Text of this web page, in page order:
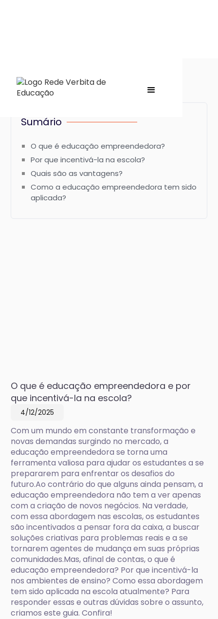
Sumário
O que é educação empreendedora?
Por que incentivá-la na escola?
Quais são as vantagens?
Como a educação empreendedora tem sido
aplicada?
O que é educação empreendedora e por
que incentivá-la na escola?
4/12/2025
Com um mundo em constante transformação e
novas demandas surgindo no mercado, a
educação empreendedora se torna uma
ferramenta valiosa para ajudar os estudantes a se
prepararem para enfrentar os desafios do
futuro.Ao contrário do que alguns ainda pensam, a
educação empreendedora não tem a ver apenas
com a criação de novos negócios. Na verdade,
com essa abordagem nas escolas, os estudantes
são incentivados a pensar fora da caixa, a buscar
soluções criativas para problemas reais e a se
tornarem agentes de mudança em suas próprias
comunidades.Mas, afinal de contas, o que é
educação empreendedora? Por que incentivá-la
nos ambientes de ensino? Como essa abordagem
tem sido aplicada na escola atualmente? Para
responder essas e outras dúvidas sobre o assunto,
criamos este guia. Confira!